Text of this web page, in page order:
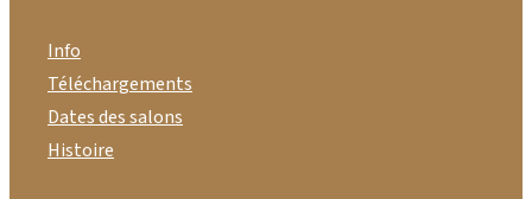
Info
Téléchargements
Dates des salons
Histoire